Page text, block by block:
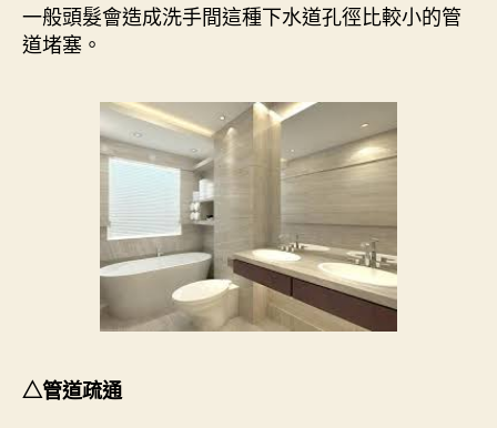
一般頭髮會造成洗手間這種下水道孔徑比較小的管
道堵塞。
△管道疏通